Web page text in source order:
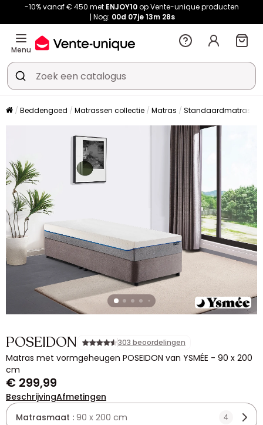
-10% vanaf € 450 met ENJOY10op Vente-unique producten
Nog: 00d 07je13m 28s
Menu
Beddengoed Matrassen collectie Matras Standaardmatras
POSEIDON 303 beoordelingen
Matras met vormgeheugen POSEIDON van YSMÉE - 90 x 200
cm
€ 299,99
BeschrijvingAfmetingen
Matrasmaat : 90 x 200 cm 4